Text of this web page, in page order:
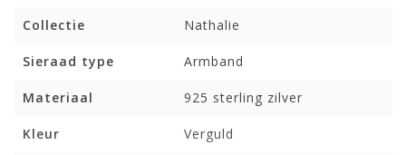
Collectie Nathalie
Sieraad type Armband
Materiaal 925 sterling zilver
Kleur Verguld